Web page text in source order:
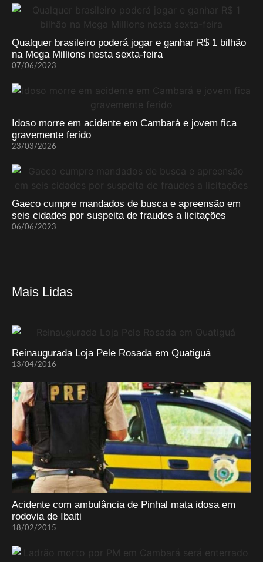
Qualquer brasileiro poderá jogar e ganhar R$ 1 bilhão
na Mega Millions nesta sexta-feira
07/06/2023
Idoso morre em acidente em Cambará e jovem fica
gravemente ferido
23/03/2026
Gaeco cumpre mandados de busca e apreensão em
seis cidades por suspeita de fraudes a licitações
06/06/2023
Mais Lidas
Reinaugurada Loja Pele Rosada em Quatiguá
13/04/2016
Acidente com ambulância de Pinhal mata idosa em
rodovia de Ibaiti
18/02/2015